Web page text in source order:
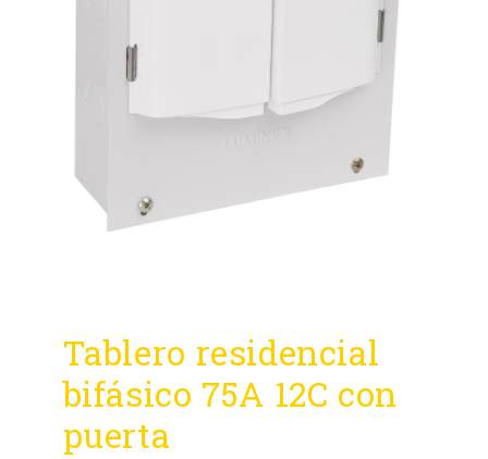
Tablero residencial
bifásico 75A 12C con
puerta